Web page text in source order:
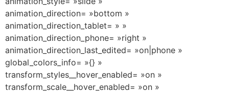
animation_direction= »bottom »
animation_direction_tablet= » »
animation_direction_phone= »right »
animation_direction_last_edited= »on|phone »
global_colors_info= »{} »
transform_styles__hover_enabled= »on »
transform_scale__hover_enabled= »on »